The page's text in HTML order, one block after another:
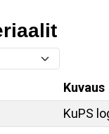
Kuvaus
KuPS